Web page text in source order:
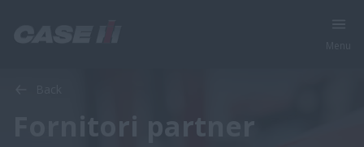
Fornitori partner